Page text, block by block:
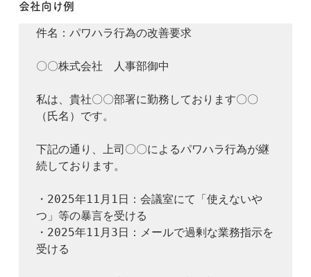
会社向け例
件名：パワハラ行為の改善要求
〇〇株式会社　人事部御中
私は、貴社〇〇部署に勤務しております〇〇
（氏名）です。
下記の通り、上司〇〇によるパワハラ行為が継
続しております。
・2025年11月1日：会議室にて「使えないや
つ」等の暴言を受ける
・2025年11月3日：メールで過剰な業務指示を
受ける